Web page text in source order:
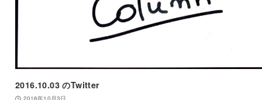
2016.10.03 のTwitter
2016年10月3日